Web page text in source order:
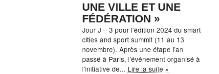
UNE VILLE ET UNE
FÉDÉRATION »
Jour J – 3 pour l’édition 2024 du smart
cities and sport summit (11 au 13
novembre). Après une étape l’an
passé à Paris, l’événement organisé à
l’initiative de... Lire la suite »